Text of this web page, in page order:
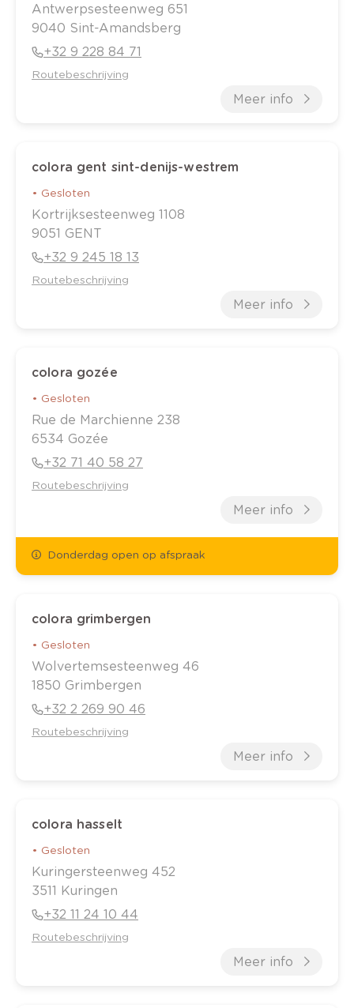
Antwerpsesteenweg 651
9040 Sint-Amandsberg
+32 9 228 84 71
Routebeschrijving
Meer info
colora gent sint-denijs-westrem
• Gesloten
Kortrijksesteenweg 1108
9051 GENT
+32 9 245 18 13
Routebeschrijving
Meer info
colora gozée
• Gesloten
Rue de Marchienne 238
6534 Gozée
+32 71 40 58 27
Routebeschrijving
Meer info
Donderdag open op afspraak
colora grimbergen
• Gesloten
Wolvertemsesteenweg 46
1850 Grimbergen
+32 2 269 90 46
Routebeschrijving
Meer info
colora hasselt
• Gesloten
Kuringersteenweg 452
3511 Kuringen
+32 11 24 10 44
Routebeschrijving
Meer info